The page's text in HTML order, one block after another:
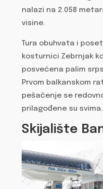
nalazi na 2.058
visine.
Tura obuhvata i
kosturnici Zebrnjak
posvećena palim
Prvom balkanskom
pešačenje se
prilagođene su svima.
Skijalište